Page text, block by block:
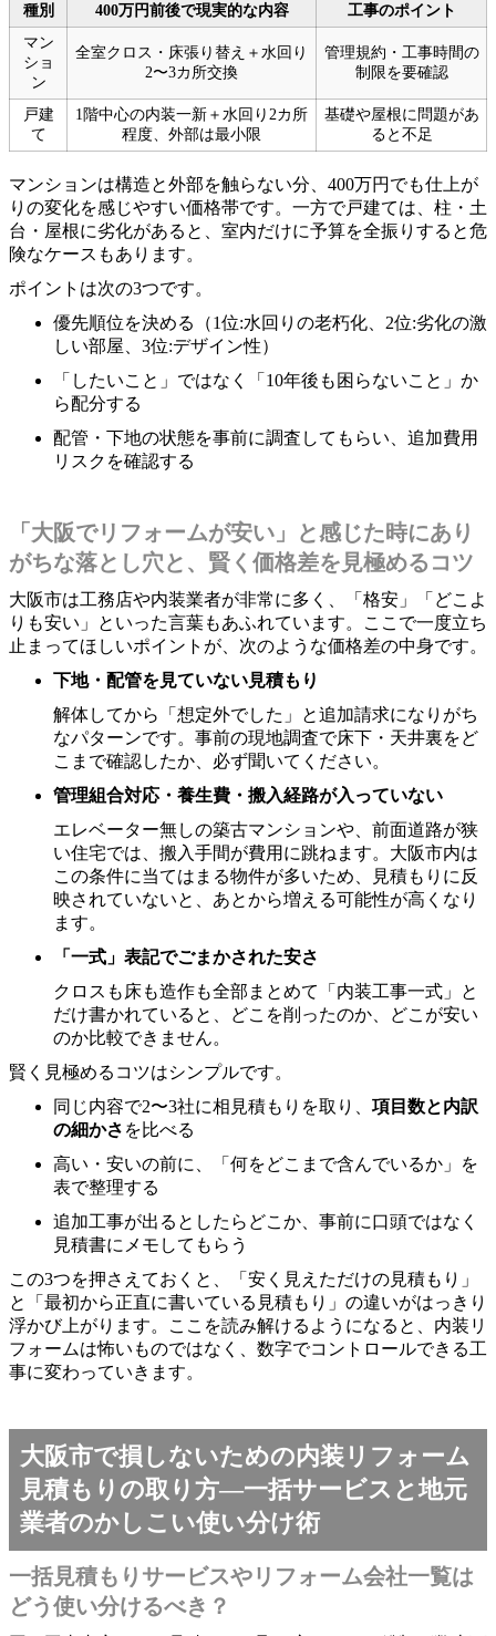
種別 400万円前後で現実的な内容
工事のポイント
マン
ショ
ン
全室クロス・床張り替え＋水回り
2〜3カ所交換
管理規約・工事時間の
制限を要確認
戸建
て
1階中心の内装一新＋水回り2カ所
程度、外部は最小限
基礎や屋根に問題があ
ると不足
マンションは構造と外部を触らない分、400万円でも仕上が
りの変化を感じやすい価格帯です。一方で戸建ては、柱・土
台・屋根に劣化があると、室内だけに予算を全振りすると危
険なケースもあります。
ポイントは次の3つです。
優先順位を決める（1位:水回りの老朽化、2位:劣化の激
しい部屋、3位:デザイン性）
「したいこと」ではなく「10年後も困らないこと」か
ら配分する
配管・下地の状態を事前に調査してもらい、追加費用
リスクを確認する
「大阪でリフォームが安い」と感じた時にあり
がちな落とし穴と、賢く価格差を見極めるコツ
大阪市は工務店や内装業者が非常に多く、「格安」「どこよ
りも安い」といった言葉もあふれています。ここで一度立ち
止まってほしいポイントが、次のような価格差の中身です。
下地・配管を見ていない見積もり
解体してから「想定外でした」と追加請求になりがち
なパターンです。事前の現地調査で床下・天井裏をど
こまで確認したか、必ず聞いてください。
管理組合対応・養生費・搬入経路が入っていない
エレベーター無しの築古マンションや、前面道路が狭
い住宅では、搬入手間が費用に跳ねます。大阪市内は
この条件に当てはまる物件が多いため、見積もりに反
映されていないと、あとから増える可能性が高くなり
ます。
「一式」表記でごまかされた安さ
クロスも床も造作も全部まとめて「内装工事一式」と
だけ書かれていると、どこを削ったのか、どこが安い
のか比較できません。
賢く見極めるコツはシンプルです。
同じ内容で2〜3社に相見積もりを取り、 項目数と内訳
の細かさ を比べる
高い・安いの前に、「何をどこまで含んでいるか」を
表で整理する
追加工事が出るとしたらどこか、事前に口頭ではなく
見積書にメモしてもらう
この3つを押さえておくと、「安く見えただけの見積もり」
と「最初から正直に書いている見積もり」の違いがはっきり
浮かび上がります。ここを読み解けるようになると、内装リ
フォームは怖いものではなく、数字でコントロールできる工
事に変わっていきます。
大阪市で損しないための内装リフォーム
見積もりの取り方―一括サービスと地元
業者のかしこい使い分け術
一括見積もりサービスやリフォーム会社一覧は
どう使い分けるべき？